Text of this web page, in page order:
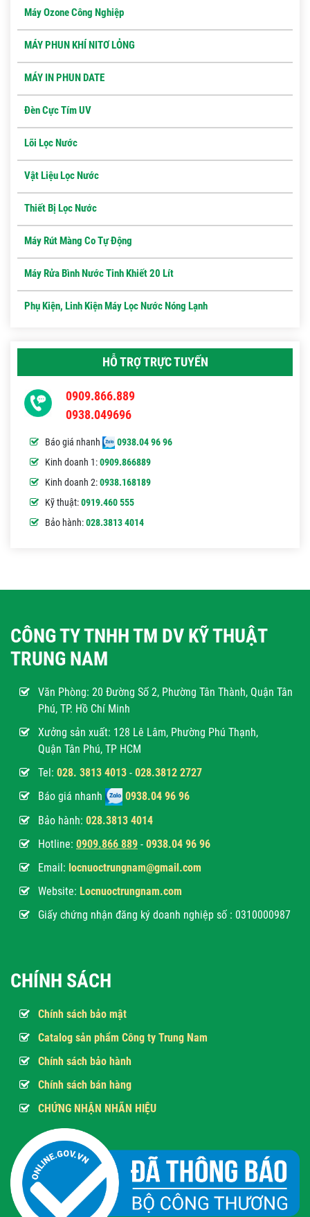
Máy Ozone Công Nghiệp
MÁY PHUN KHÍ NITƠ LỎNG
MÁY IN PHUN DATE
Đèn Cực Tím UV
Lõi Lọc Nước
Vật Liệu Lọc Nước
Thiết Bị Lọc Nước
Máy Rút Màng Co Tự Động
Máy Rửa Bình Nước Tinh Khiết 20 Lít
Phụ Kiện, Linh Kiện Máy Lọc Nước Nóng Lạnh
HỖ TRỢ TRỰC TUYẾN
0909.866.889
0938.049696
Báo giá nhanh
0938.04 96 96
Kinh doanh 1:0909.866889
Kinh doanh 2:0938.168189
Kỹ thuật:0919.460 555
Bảo hành:028.3813 4014
CÔNG TY TNHH TM DV KỸ THUẬT
TRUNG NAM
Văn Phòng: 20 Đường Số 2, Phường Tân Thành, Quận Tân
Phú, TP. Hồ Chí Minh
Xưởng sản xuất: 128 Lê Lâm, Phường Phú Thạnh,
Quận Tân Phú, TP HCM
Tel: 028. 3813 4013 - 028.3812 2727
Báo giá nhanh
0938.04 96 96
Bảo hành: 028.3813 4014
Hotline: 0909.866 889 - 0938.04 96 96
Email: locnuoctrungnam@gmail.com
Website: Locnuoctrungnam.com
Giấy chứng nhận đăng ký doanh nghiệp số : 0310000987
CHÍNH SÁCH
Chính sách bảo mật
Catalog sản phẩm Công ty Trung Nam
Chính sách bảo hành
Chính sách bán hàng
CHỨNG NHẬN NHÃN HIỆU